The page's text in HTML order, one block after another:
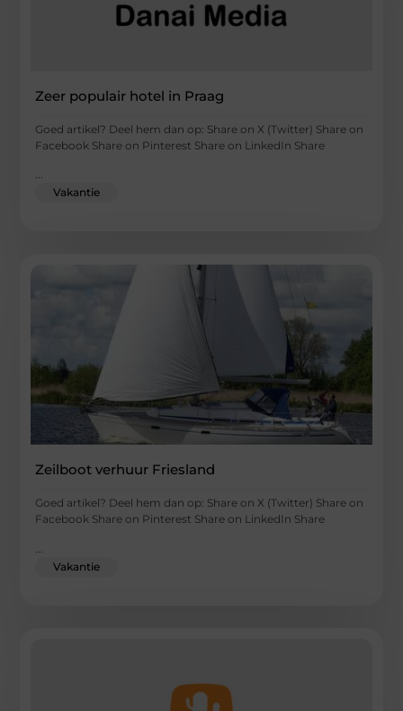
Zeer populair hotel in Praag
Goed artikel? Deel hem dan op: Share on X (Twitter) Share on
Facebook Share on Pinterest Share on LinkedIn Share
...
Vakantie
Zeilboot verhuur Friesland
Goed artikel? Deel hem dan op: Share on X (Twitter) Share on
Facebook Share on Pinterest Share on LinkedIn Share
Vakantie